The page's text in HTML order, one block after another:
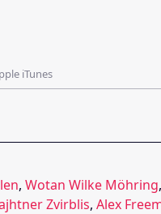
iTunes
, Wotan Wilke Möhring
Zvirblis, Alex